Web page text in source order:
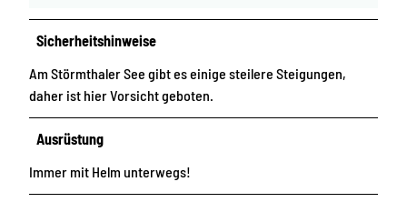
Sicherheitshinweise
Am Störmthaler See gibt es einige steilere Steigungen,
daher ist hier Vorsicht geboten.
Ausrüstung
Immer mit Helm unterwegs!